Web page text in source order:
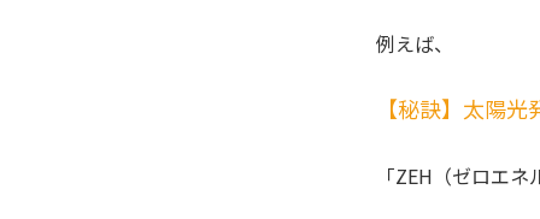
例えば、
【秘訣】太陽
「ZEH（ゼロエ